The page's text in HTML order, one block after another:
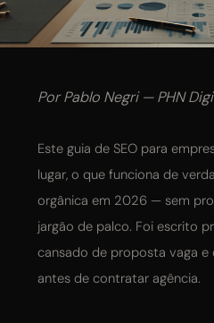
Posicionamento e SEO
Consultoria de Marketing
Por Pablo Negri — PHN
Este guia de SEO para
lugar, o que funciona de
orgânica em 2026 — sem
jargão de palco. Foi escrito
cansado de proposta vaga
antes de contratar agência.